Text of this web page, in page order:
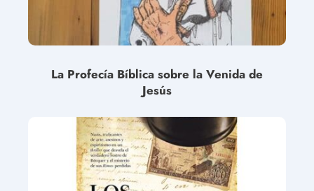
La Profecía Bíblica sobre la Venida de
Jesús